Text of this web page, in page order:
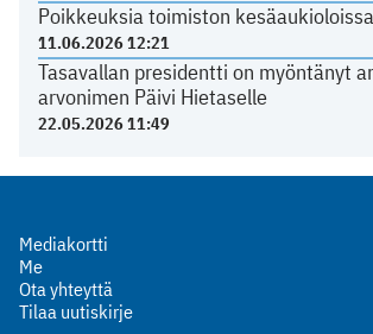
Poikkeuksia toimiston kesäaukioloissa
11.06.2026 12:21
Tasavallan presidentti on myöntänyt
arvonimen Päivi Hietaselle
22.05.2026 11:49
Mediakortti
Me
Ota yhteyttä
Tilaa uutiskirje